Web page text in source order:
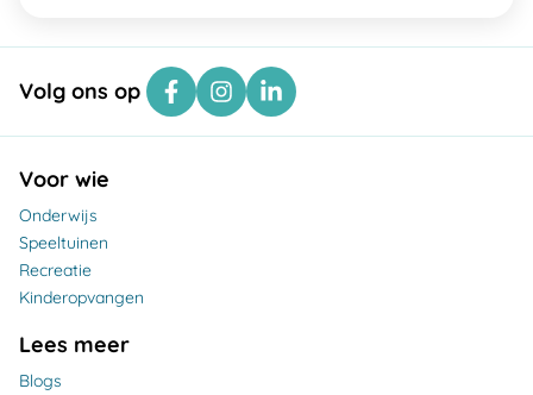
Volg ons op
Voor wie
Onderwijs
Speeltuinen
Recreatie
Kinderopvangen
Lees meer
Blogs